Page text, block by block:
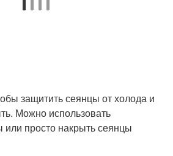
защитить сеянцы от холода и
Можно использовать
просто накрыть сеянцы